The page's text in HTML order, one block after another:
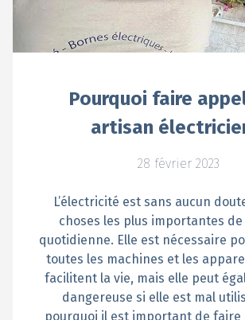
Pourquoi faire
artisan
28 février 2023
L’électricité est sans aucun
choses les plus importantes
quotidienne. Elle est nécessaire
toutes les machines et les
facilitent la vie, mais elle peut
dangereuse si elle est mal
pourquoi il est important de faire